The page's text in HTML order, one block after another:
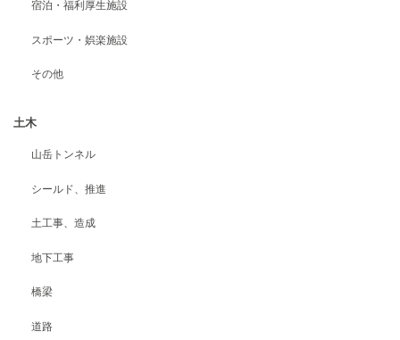
宿泊・福利厚生施設
スポーツ・娯楽施設
その他
土木
山岳トンネル
シールド、推進
土工事、造成
地下工事
橋梁
道路